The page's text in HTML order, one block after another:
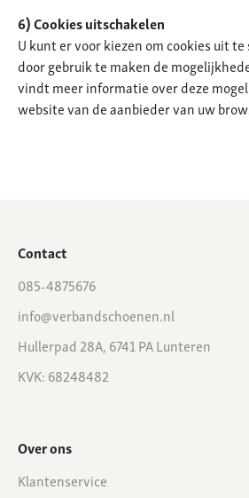
6) Cookies uitschakelen
U kunt er voor kiezen om cookies uit
door gebruik te maken de
vindt meer informatie over deze
website van de aanbieder van uw
Contact
085-4875676
info@verbandschoenen.nl
Hullerpad 28A, 6741 PA Lunteren
KVK: 68248482
Over ons
Klantenservice